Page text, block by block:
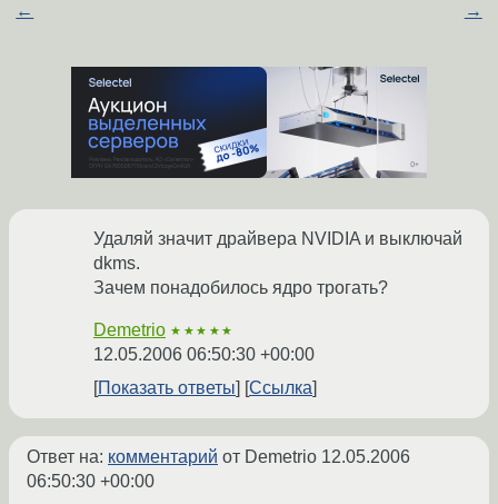
← →
Удаляй значит драйвера NVIDIA и выключай
dkms.
Зачем понадобилось ядро трогать?
Demetrio ★★★★★
12.05.2006 06:50:30 +00:00
Показать ответы
Ссылка
Ответ на: комментарий от Demetrio 12.05.2006
06:50:30 +00:00